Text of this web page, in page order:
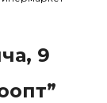
9